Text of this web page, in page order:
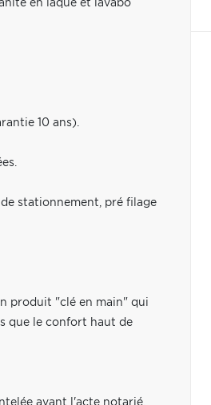
en laque et lavabo
10 ans).
stationnement, pré filage
produit "clé en main" qui
que le confort haut de
avant l'acte notarié.